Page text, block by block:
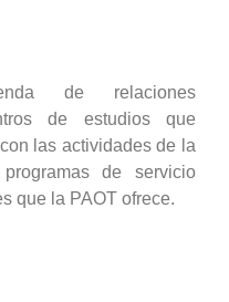
de relaciones
de estudios que
las actividades de la
de servicio
que la PAOT ofrece.